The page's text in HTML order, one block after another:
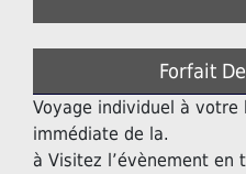
Forfait
Voyage individuel à
immédiate de la.
à Visitez l’évènement en